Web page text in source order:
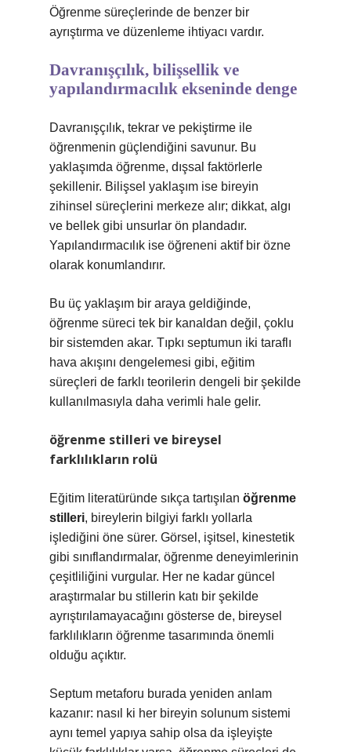
Öğrenme süreçlerinde de benzer bir
ayrıştırma ve düzenleme ihtiyacı vardır.
Davranışçılık, bilişsellik ve
yapılandırmacılık ekseninde denge
Davranışçılık, tekrar ve pekiştirme ile
öğrenmenin güçlendiğini savunur. Bu
yaklaşımda öğrenme, dışsal faktörlerle
şekillenir. Bilişsel yaklaşım ise bireyin
zihinsel süreçlerini merkeze alır; dikkat, algı
ve bellek gibi unsurlar ön plandadır.
Yapılandırmacılık ise öğreneni aktif bir özne
olarak konumlandırır.
Bu üç yaklaşım bir araya geldiğinde,
öğrenme süreci tek bir kanaldan değil, çoklu
bir sistemden akar. Tıpkı septumun iki taraflı
hava akışını dengelemesi gibi, eğitim
süreçleri de farklı teorilerin dengeli bir şekilde
kullanılmasıyla daha verimli hale gelir.
öğrenme stilleri ve bireysel
farklılıkların rolü
Eğitim literatüründe sıkça tartışılan öğrenme
stilleri, bireylerin bilgiyi farklı yollarla
işlediğini öne sürer. Görsel, işitsel, kinestetik
gibi sınıflandırmalar, öğrenme deneyimlerinin
çeşitliliğini vurgular. Her ne kadar güncel
araştırmalar bu stillerin katı bir şekilde
ayrıştırılamayacağını gösterse de, bireysel
farklılıkların öğrenme tasarımında önemli
olduğu açıktır.
Septum metaforu burada yeniden anlam
kazanır: nasıl ki her bireyin solunum sistemi
aynı temel yapıya sahip olsa da işleyişte